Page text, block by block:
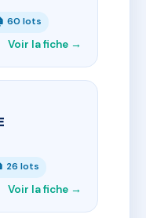
60 lots
Voir la fiche →
26 lots
Voir la fiche →